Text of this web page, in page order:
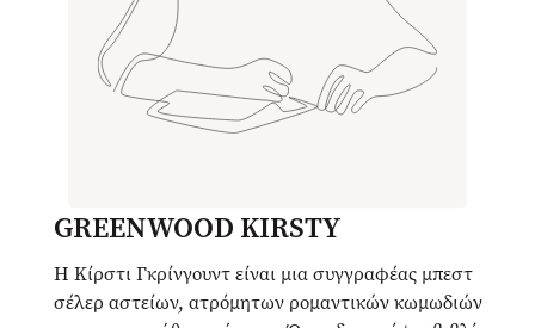
GREENWOOD KIRSTY
Η Κίρστι Γκρίνγουντ είναι μια συγγραφέας μπεστ
σέλερ αστείων, ατρόμητων ρομαντικών κωμωδιών